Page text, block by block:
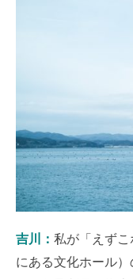
吉川： 私が「えず
にある文化ホール